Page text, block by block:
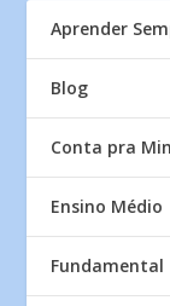
Aprender
Blog
Conta pra
Ensino Médio
Fundamental